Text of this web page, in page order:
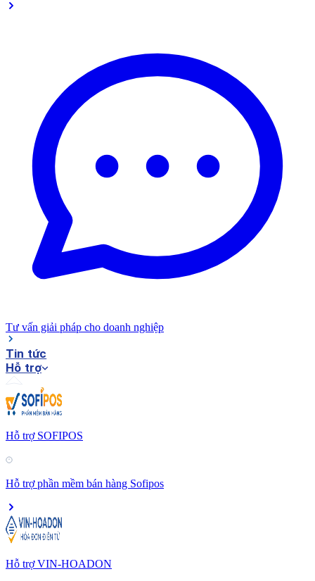
Tư vấn giải pháp cho doanh nghiệp
Tin tức
Hỗ trợ
Hỗ trợ SOFIPOS
Hỗ trợ phần mềm bán hàng Sofipos
Hỗ trợ VIN-HOADON